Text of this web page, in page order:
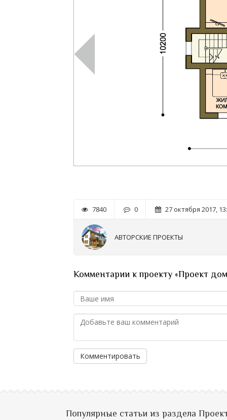
7840 0 27 октября 2017,
АВТОРСКИЕ ПРОЕКТЫ
Комментарии к проекту «Проект
Комментировать
Популярные статьи из раздела